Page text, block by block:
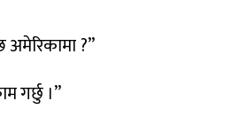
अमेरिकामा ?”
गर्छु ।”